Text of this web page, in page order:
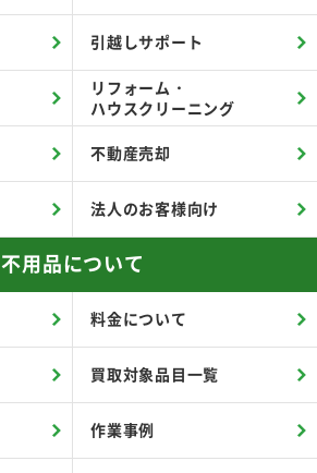
引越しサポート
リフォーム・
ハウスクリーニング
不動産売却
法人のお客様向け
不用品について
料金について
買取対象品目一覧
作業事例